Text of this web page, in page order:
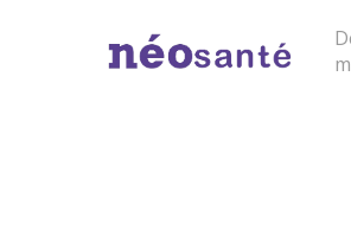
Cliquer sur "entrée"